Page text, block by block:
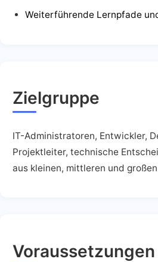
Weiterführende Lernpfade
Zielgruppe
IT-Administratoren, Entwickler,
Projektleiter, technische
aus kleinen, mittleren und
Voraussetzungen